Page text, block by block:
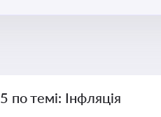
по темі: Інфляція